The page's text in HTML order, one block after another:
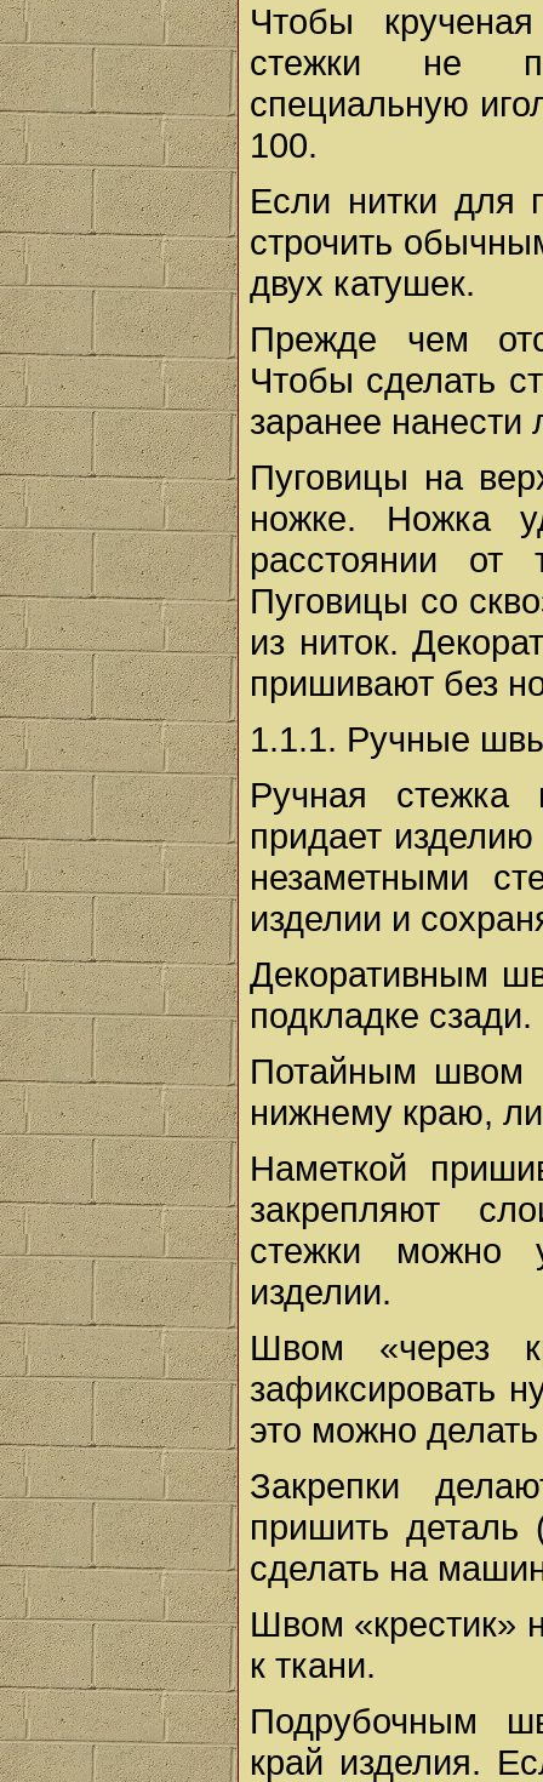
Чтобы
стежки не
специальную
100.
Если нитки для
строчить
двух катушек.
Прежде чем
Чтобы сделать
заранее нанести
Пуговицы на
ножке. Ножка
расстоянии от
Пуговицы со
из ниток.
пришивают без
1.1.1. Ручные
Ручная стежка
придает
незаметными
изделии и
Декоративным
подкладке
Потайным швом
нижнему краю,
Наметкой
закрепляют
стежки можно
изделии.
Швом «через
зафиксировать
это можно
Закрепки
пришить деталь
сделать на
Швом «крестик»
к ткани.
Подрубочным
край изделия.